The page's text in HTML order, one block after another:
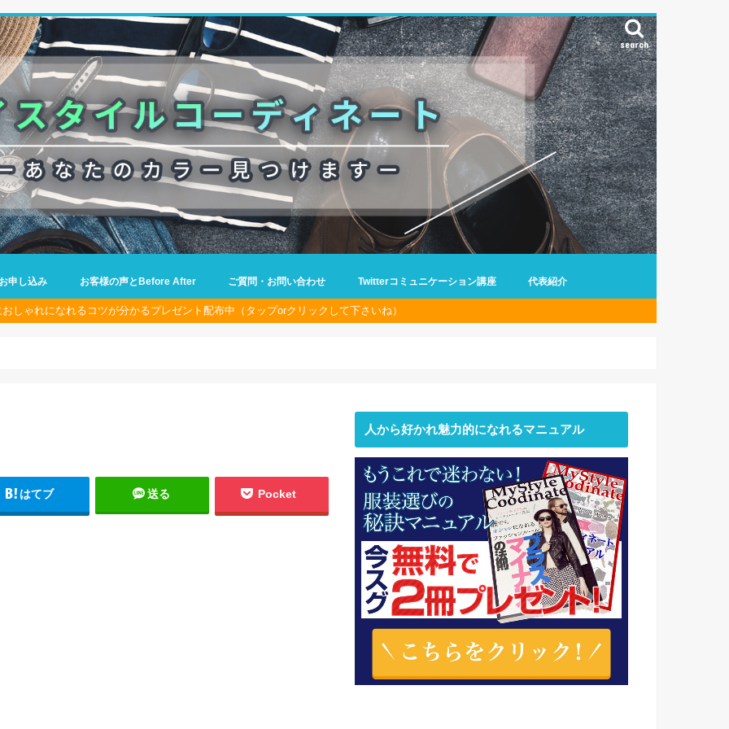
search
申し込み お客様の声とBefore After ご質問・お問い合わせ Twitterコミュニケーション講座 代表紹介
しゃれになれるコツが分かるプレゼント配布中（タップorクリックして下さいね）
はてブ 送る Pocket
人から好かれ魅力的になれるマニュアル